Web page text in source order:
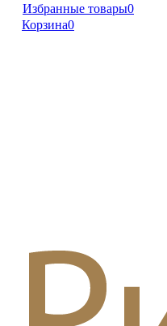
Избранные товары0
Корзина0